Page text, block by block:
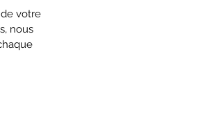
votre
nous